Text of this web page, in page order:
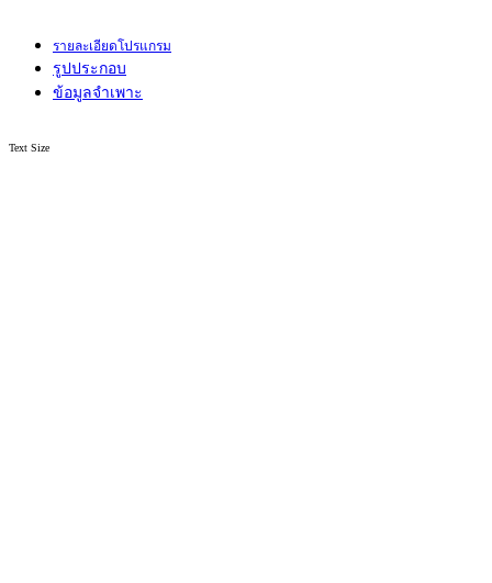
รายละเอียดโปรแกรม
รูปประกอบ
ข้อมูลจำเพาะ
Text Size